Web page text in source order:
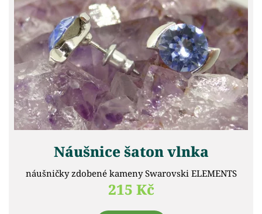
Náušnice šaton vlnka
náušničky zdobené kameny Swarovski ELEMENTS
215 Kč